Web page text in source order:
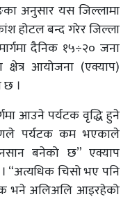
अनुसार यस जिल्लामा
होटल बन्द गरेर जिल्ला
दैनिक १५÷२० जना
आयोजना (एक्याप)
छ ।
आउने पर्यटक वृद्धि हुने
पर्यटक कम भएकाले
बनेको छ” एक्याप
“अत्यधिक चिसो भए पनि
भने अलिअलि आइरहेको